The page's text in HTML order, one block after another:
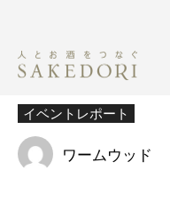
イベントレポート
ワームウッド